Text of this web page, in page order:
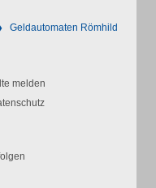
Geldautomaten Römhild
melden